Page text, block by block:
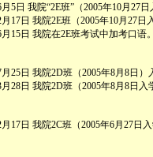
月5日 我院“2E班”（2005年10月27
月17日 我院2E班（2005年10月27
月15日 我院在2E班考试中加考口语
月25日 我院2D班（2005年8月8日
月28日 我院2D班（2005年8月8日
月17日 我院2C班（2005年6月27日